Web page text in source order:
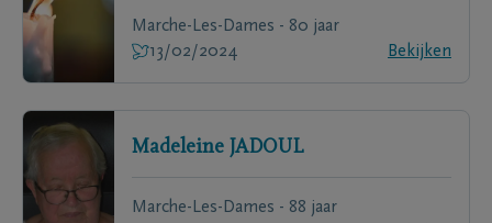
Marche-Les-Dames - 80 jaar
13/02/2024
Bekijken
Madeleine JADOUL
Marche-Les-Dames - 88 jaar